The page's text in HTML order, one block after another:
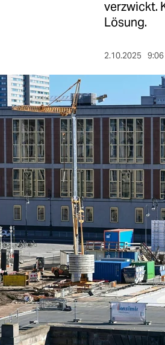
berlin
nord
wahrheit
verlag
verlag
veranstaltungen
shop
fragen & hilfe
unterstützen
abo
genossenschaft
verzwickt.
Lösung.
2.10.2025